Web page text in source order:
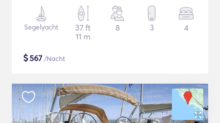
Segelyacht
37 ft
11 m
8 3 4
$567 /Nacht